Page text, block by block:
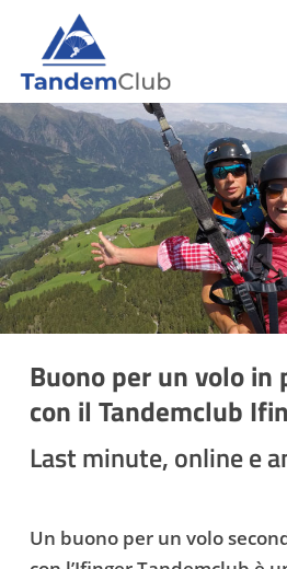
main
content
Buono per un volo in
con il Tandemclub
Last minute, online e
Un buono per un volo